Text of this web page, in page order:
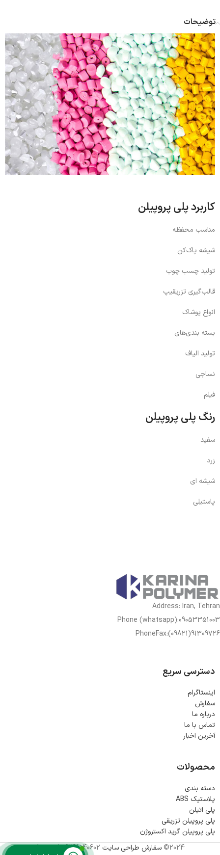
توضیحات
کاربرد پلی پروپیلن
مناسب محفظه
شیشه پاک‌کن
تولید چسب چوب
قالب‌گیری تزریقیپ
انواع پوشاک
بسته بندی‌های
تولید الیاف
نساجی
فیلم
رنگ پلی پروپیلن
سفید
زرد
شیشه ای
پاستیلی
Address: Iran, Tehran
Phone (whatsapp):09053351003
PhoneFax:(09821)91309726
دسترسی سریع
اینستاگرام
سفارش
درباره ما
تماس با ما
آخرین اخبار
محصولات
دسته بندی
پلاستیک ABS
پلی اتیلن
پلی پروپیلن تزریقی
پلی پروپیلن گرید اکستروژن
2024©
سفارش طراحی سایت 09148140602 (شکوری)